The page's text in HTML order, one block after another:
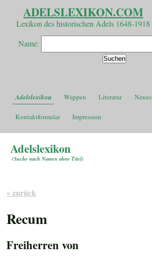
ADELSLEXIKON.COM
Lexikon des historischen Adels 1648-1918
Name:
Adelslexikon Wappen Literatur Neues
Kontaktformular Impressum
Adelslexikon
(Suche nach Namen ohne Titel)
« zurück
Recum
Freiherren von